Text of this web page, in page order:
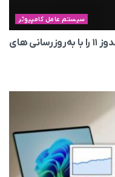
سیستم عامل کامپیوتر
مایکروسافت فرایند بازیابی و امنیت ویندوز ۱۱ را با به‌روزرسانی های